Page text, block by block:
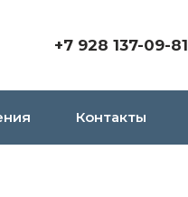
+7 928 137-09-81
Контакты